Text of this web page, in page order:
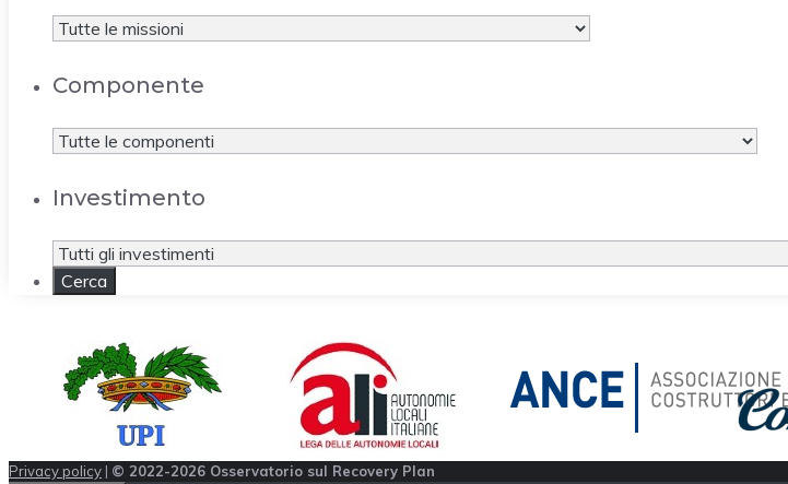
Componente
Investimento
Privacy policy | © 2022-2026 Osservatorio sul Recovery Plan